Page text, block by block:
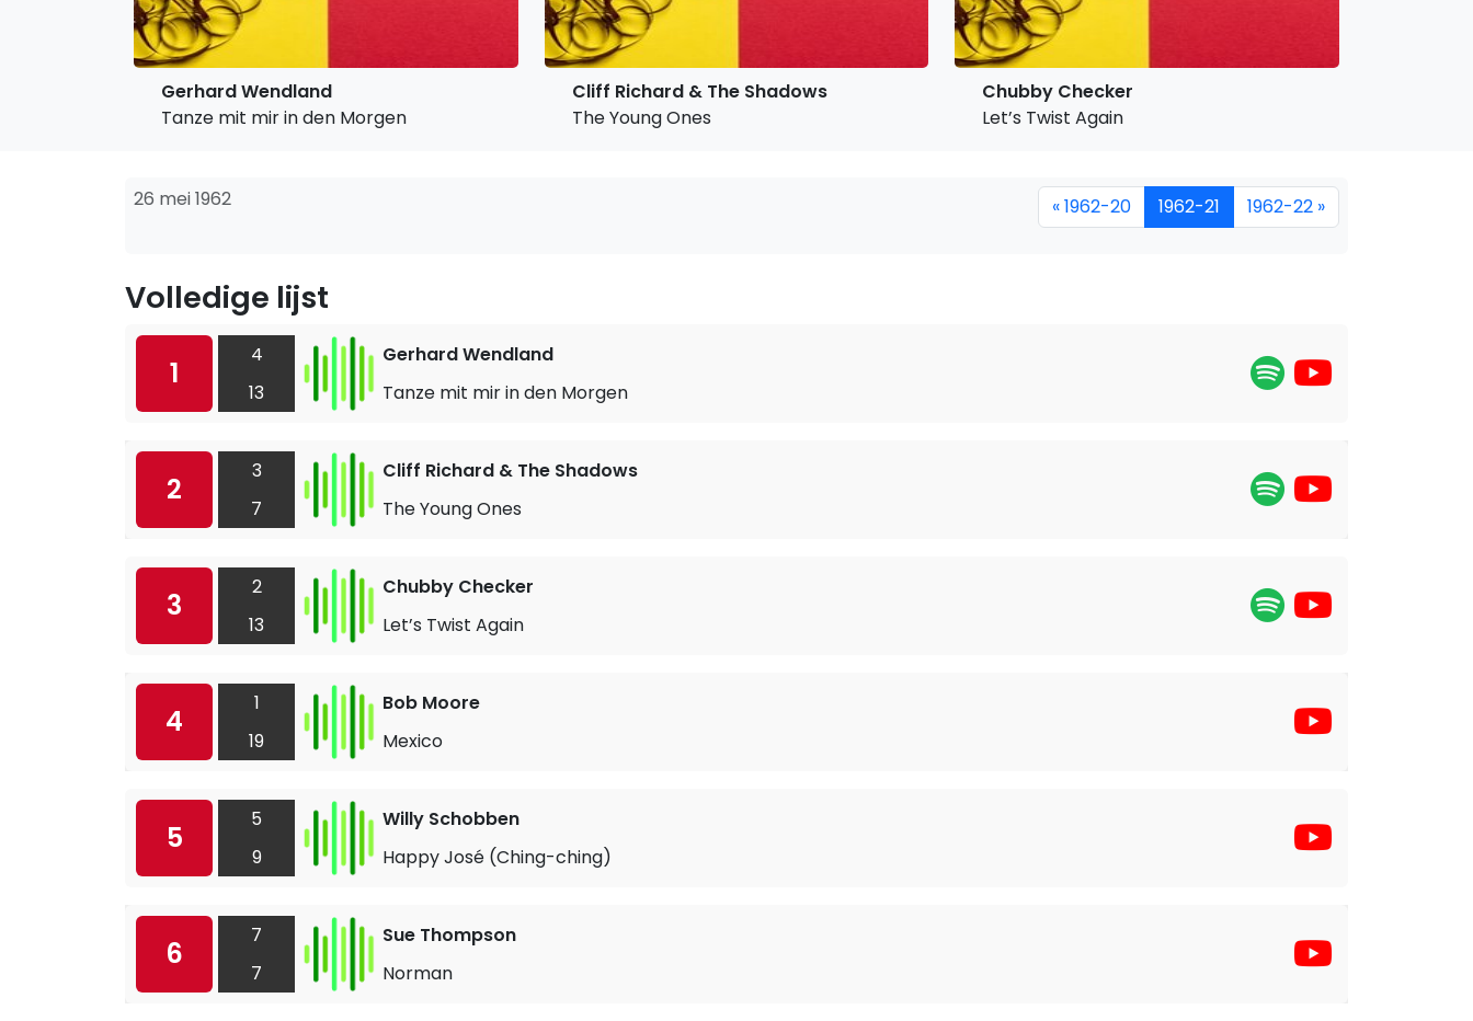
Gerhard Wendland
Tanze mit mir in den Morgen
Cliff Richard & The Shadows
The Young Ones
Chubby Checker
Let’s Twist Again
26 mei 1962 « 1962-20 1962-21 1962-22 »
Volledige lijst
1
4
13
Gerhard Wendland
Tanze mit mir in den Morgen
2
3
7
Cliff Richard & The Shadows
The Young Ones
3
2
13
Chubby Checker
Let’s Twist Again
4
1
19
Bob Moore
Mexico
5
5
9
Willy Schobben
Happy José (Ching-ching)
6
7
7
Sue Thompson
Norman